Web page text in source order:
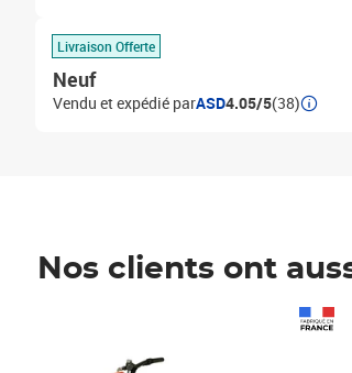
Livraison Offerte
Neuf
Vendu et expédié parASD4.05/5(38)
Nos clients ont